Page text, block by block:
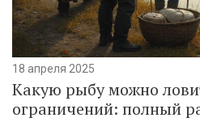
18 апреля 2025
Какую рыбу можно
ограничений: полный